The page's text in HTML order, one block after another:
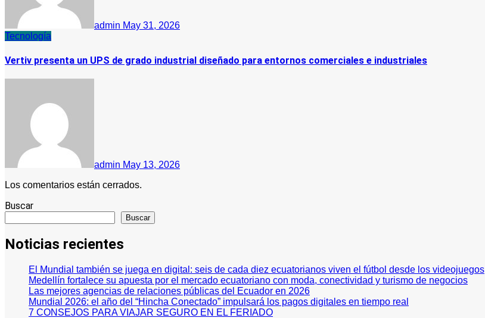
admin May 31, 2026
Tecnología
Vertiv presenta un UPS de grado industrial diseñado para entornos comerciales e industriales
admin May 13, 2026
Los comentarios están cerrados.
Buscar
Buscar
Noticias recientes
El Mundial también se juega en digital: seis de cada diez ecuatorianos viven el fútbol desde los videojuegos
Medellín fortalece su apuesta por el mercado ecuatoriano con moda, conectividad y turismo de negocios
Las mejores agencias de relaciones públicas del Ecuador en 2026
Mundial 2026: el año del “Hincha Conectado” impulsará los pagos digitales en tiempo real
7 CONSEJOS PARA VIAJAR SEGURO EN EL FERIADO